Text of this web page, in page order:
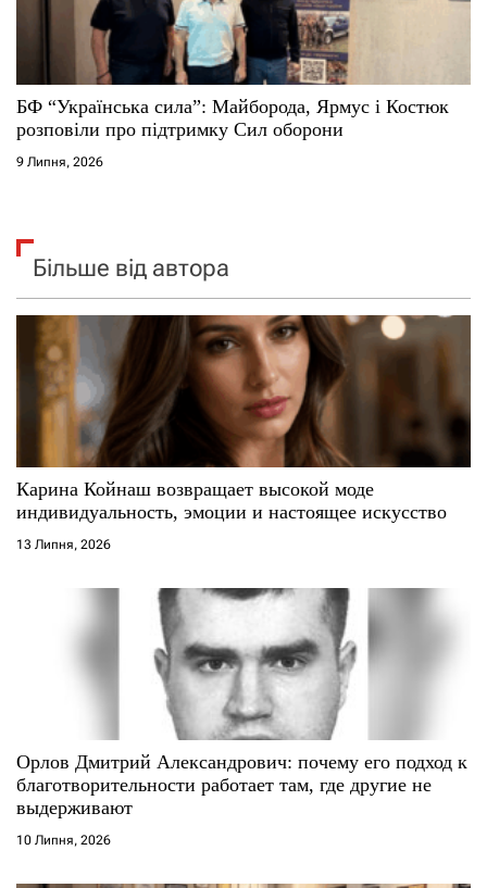
БФ “Українська сила”: Майборода, Ярмус і Костюк
розповіли про підтримку Сил оборони
9 Липня, 2026
Більше від автора
Карина Койнаш возвращает высокой моде
индивидуальность, эмоции и настоящее искусство
13 Липня, 2026
Орлов Дмитрий Александрович: почему его подход к
благотворительности работает там, где другие не
выдерживают
10 Липня, 2026